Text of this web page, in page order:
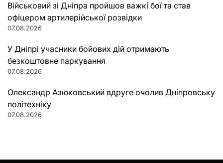
Військовий зі Дніпра пройшов важкі бої та став
офіцером артилерійської розвідки
07.08.2026
У Дніпрі учасники бойових дій отримають
безкоштовне паркування
07.08.2026
Олександр Азюковський вдруге очолив Дніпровську
політехніку
07.08.2026